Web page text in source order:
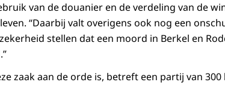
van de douanier en de verdeling van de
“Daarbij valt overigens ook nog een
stellen dat een moord in Berkel en
zaak aan de orde is, betreft een partij van